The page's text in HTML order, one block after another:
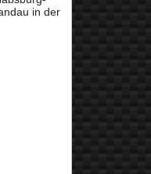
in der